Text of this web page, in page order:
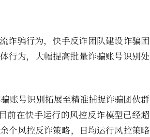
诈骗行为，快手反诈团队建设诈骗团
行为，大幅提高批量诈骗账号识别处
账号识别拓展至精准捕捉诈骗团伙群
前在快手运行的风控反诈模型已经超
个风控反诈策略，日均运行风控策略